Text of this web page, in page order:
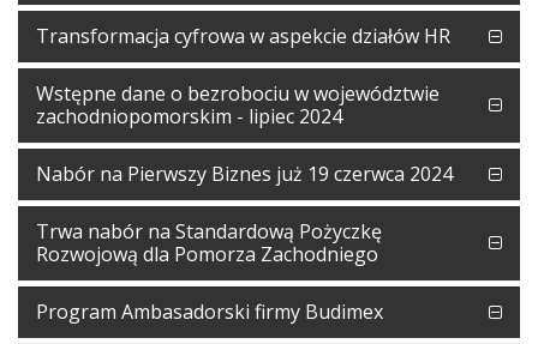
Transformacja cyfrowa w aspekcie działów HR
Wstępne dane o bezrobociu w województwie
zachodniopomorskim - lipiec 2024
Nabór na Pierwszy Biznes już 19 czerwca 2024
Trwa nabór na Standardową Pożyczkę
Rozwojową dla Pomorza Zachodniego
Program Ambasadorski firmy Budimex